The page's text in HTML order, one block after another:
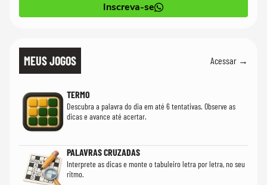
Inscreva-se
MEUS JOGOS Acessar →
TERMO
Descubra a palavra do dia em até 6 tentativas. Observe as
dicas e avance até acertar.
PALAVRAS CRUZADAS
Interprete as dicas e monte o tabuleiro letra por letra, no seu
ritmo.